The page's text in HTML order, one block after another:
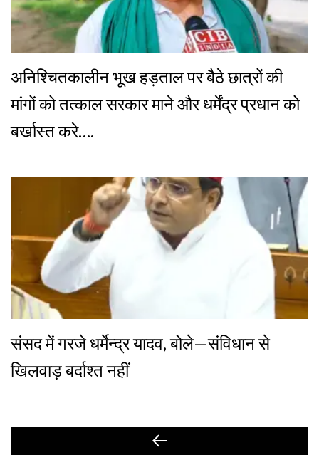
अनिश्चितकालीन भूख हड़ताल पर बैठे छात्रों की
मांगों को तत्काल सरकार माने और धर्मेंद्र प्रधान को
बर्खास्त करे….
संसद में गरजे धर्मेन्द्र यादव, बोले—संविधान से
खिलवाड़ बर्दाश्त नहीं
Previous